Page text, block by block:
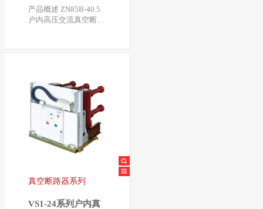
产品概述 ZN85B-40.5
户内高压交流真空断路
内…
真空断路器系列
VS1-24系列户内真